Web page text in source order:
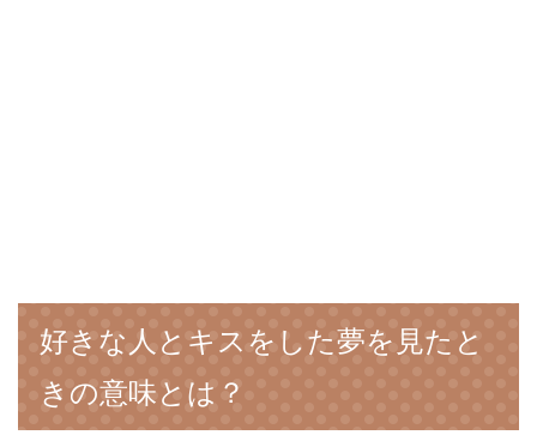
好きな人とキスをした夢を見たと
きの意味とは？